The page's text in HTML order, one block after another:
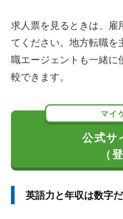
求人票を見るときは、雇
てください。地方転職を
職エージェントも一緒に
較できます。
マイ
公式サ
（
英語力と年収は数字